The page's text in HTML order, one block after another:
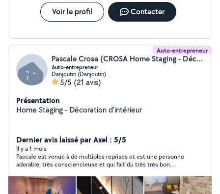
Voir le profil Contacter
Auto-entrepreneur
Pascale Crosa (CROSA Home Staging - Décoration)
Auto-entrepreneur
Danjoutin (Danjoutin)
5/5 (21 avis)
Présentation
Home Staging - Décoration d'intérieur
Dernier avis laissé par Axel : 5/5
Il y a 1 mois
Pascale est venue à de multiples reprises et est une personne
adorable, très consciencieuse et qui fait du très très bon